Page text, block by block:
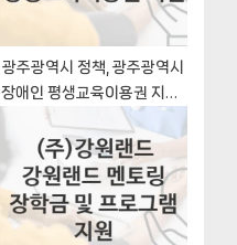
광주광역시 정책, 광주광역시
장애인 평생교육이용권 지원-
신청조건과 신청방법